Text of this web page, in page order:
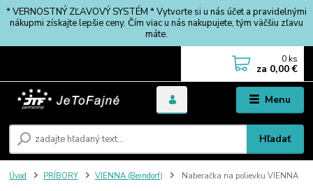
* VERNOSTNÝ ZĽAVOVÝ SYSTÉM * Vytvorte si u nás účet a pravidelnými
nákupmi získajte lepšie ceny. Čím viac u nás nakupujete, tým väčšiu zľavu
máte.
Menu
Hľadať
0 ks
za 0,00 €
Úvod PRÍBORY VIENNA (Berndorf) Naberačka na polievku VIENNA